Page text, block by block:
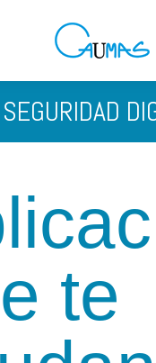
SEGURIDAD
te